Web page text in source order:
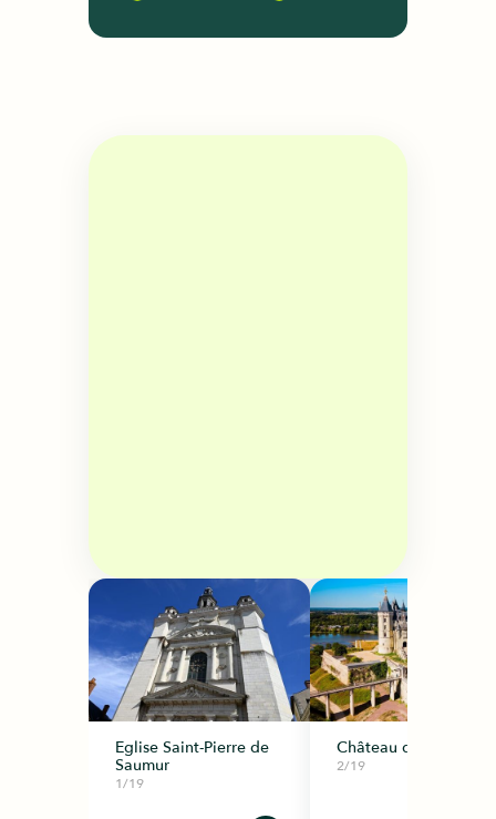
Eglise Saint-Pierre de
Saumur
1/19
Château de Saumur
2/19